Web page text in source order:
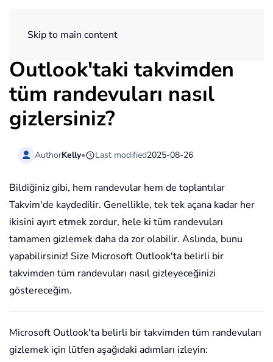
Skip to main content
Outlook'taki takvimden
tüm randevuları nasıl
gizlersiniz?
AuthorKelly• Last modified2025-08-26
Bildiğiniz gibi, hem randevular hem de toplantılar
Takvim'de kaydedilir. Genellikle, tek tek açana kadar her
ikisini ayırt etmek zordur, hele ki tüm randevuları
tamamen gizlemek daha da zor olabilir. Aslında, bunu
yapabilirsiniz! Size Microsoft Outlook'ta belirli bir
takvimden tüm randevuları nasıl gizleyeceğinizi
göstereceğim.
Microsoft Outlook'ta belirli bir takvimden tüm randevuları
gizlemek için lütfen aşağıdaki adımları izleyin: